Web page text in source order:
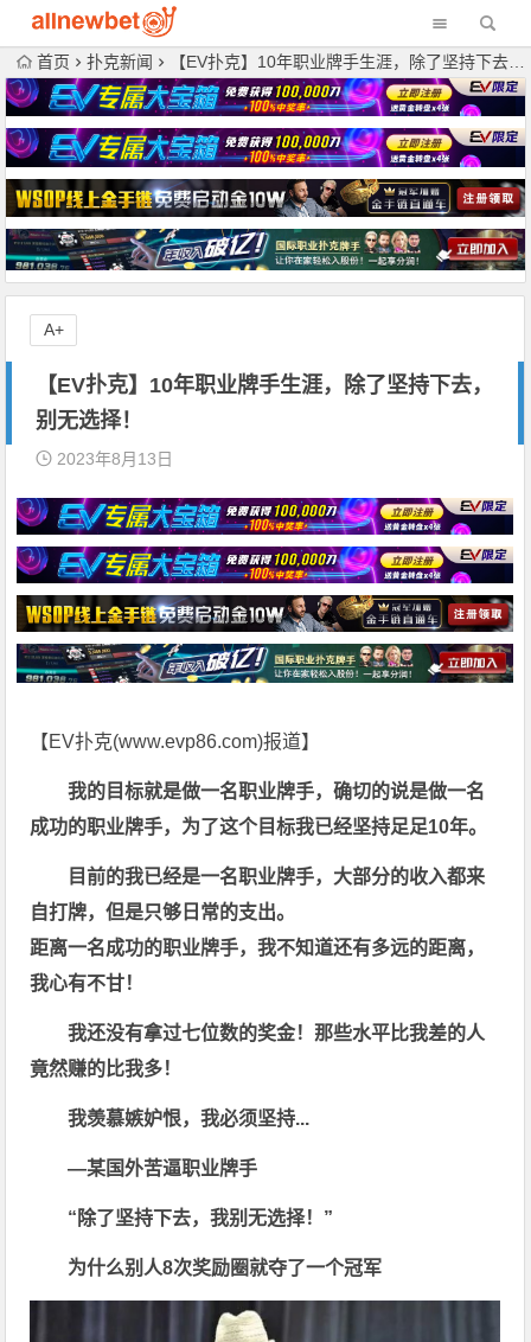
首页 扑克新闻 【EV扑克】10年职业牌手生涯，除了坚持下去，别无选择！
【EV扑克】10年职业牌手生涯，除了坚持下去，
别无选择！
2023年8月13日
【EV扑克(www.evp86.com)报道】
我的目标就是做一名职业牌手，确切的说是做一名
成功的职业牌手，为了这个目标我已经坚持足足10年。
目前的我已经是一名职业牌手，大部分的收入都来
自打牌，但是只够日常的支出。
距离一名成功的职业牌手，我不知道还有多远的距离，
我心有不甘！
我还没有拿过七位数的奖金！ 那些水平比我差的人
竟然赚的比我多！
我羡慕嫉妒恨，我必须坚持...
—某国外苦逼职业牌手
“除了坚持下去，我别无选择！”
为什么别人8次奖励圈就夺了一个冠军
A+